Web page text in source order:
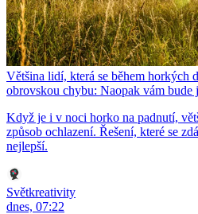
Většina lidí, která se během horkých
obrovskou chybu: Naopak vám bude
Když je i v noci horko na padnutí,
způsob ochlazení. Řešení, které se
nejlepší.
Světkreativity
dnes, 07:22